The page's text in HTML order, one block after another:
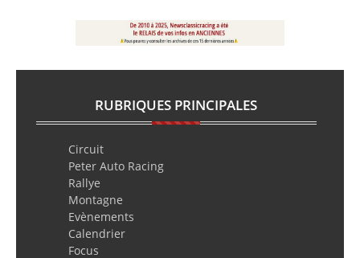
RUBRIQUES PRINCIPALES
Circuit
Peter Auto Racing
Rallye
Montagne
Evènements
Calendrier
Focus